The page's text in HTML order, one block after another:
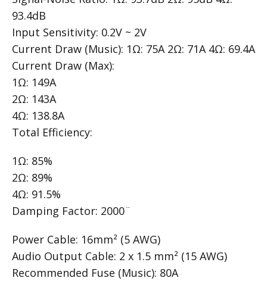
93.4dB
Input Sensitivity: 0.2V ~ 2V
Current Draw (Music): 1Ω: 75A 2Ω: 71A 4Ω: 69.4A
Current Draw (Max):
1Ω: 149A
2Ω: 143A
4Ω: 138.8A
Total Efficiency:
1Ω: 85%
2Ω: 89%
4Ω: 91.5%
Damping Factor: 2000¨
Power Cable: 16mm² (5 AWG)
Audio Output Cable: 2 x 1.5 mm² (15 AWG)
Recommended Fuse (Music): 80A